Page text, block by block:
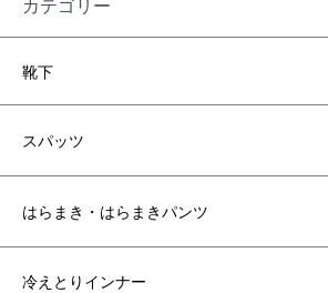
靴下
スパッツ
はらまき・はらまきパンツ
冷えとりインナー